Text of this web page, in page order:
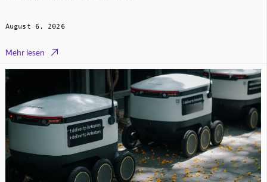
August 6, 2026
Mehr lesen 